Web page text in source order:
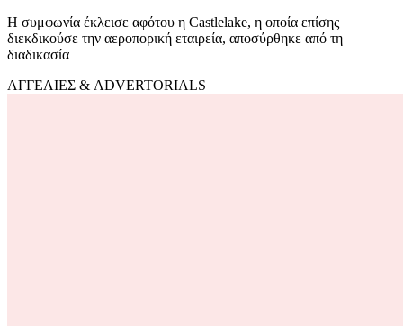
Η συμφωνία έκλεισε αφότου η Castlelake, η οποία επίσης
διεκδικούσε την αεροπορική εταιρεία, αποσύρθηκε από τη
διαδικασία
ΑΓΓΕΛΙΕΣ & ADVERTORIALS